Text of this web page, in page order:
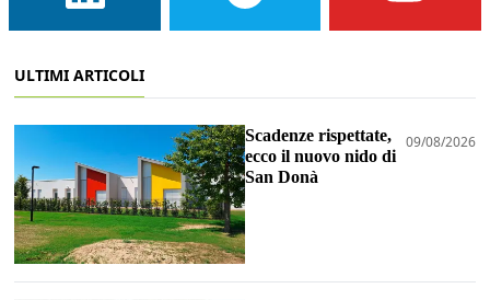
ULTIMI ARTICOLI
Scadenze rispettate,
ecco il nuovo nido di
San Donà
09/08/2026